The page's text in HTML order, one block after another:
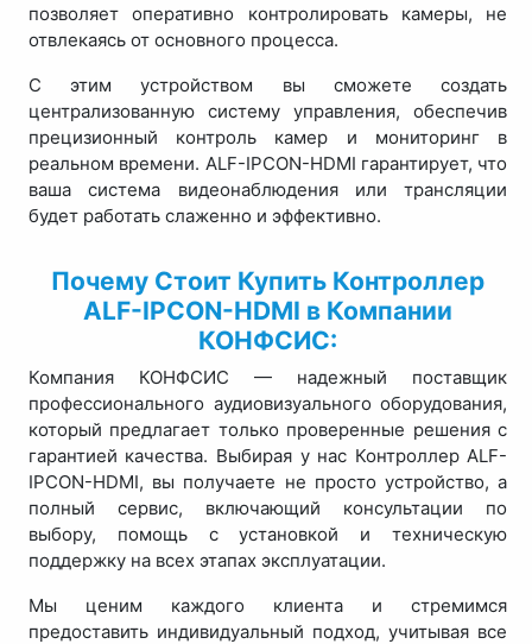
позволяет оперативно контролировать камеры, не
отвлекаясь от основного процесса.
С этим устройством вы сможете создать
централизованную систему управления, обеспечив
прецизионный контроль камер и мониторинг в
реальном времени. ALF-IPCON-HDMI гарантирует, что
ваша система видеонаблюдения или трансляции
будет работать слаженно и эффективно.
Почему Стоит Купить Контроллер
ALF-IPCON-HDMI в Компании
КОНФСИС:
Компания КОНФСИС — надежный поставщик
профессионального аудиовизуального оборудования,
который предлагает только проверенные решения с
гарантией качества. Выбирая у нас Контроллер ALF-
IPCON-HDMI, вы получаете не просто устройство, а
полный сервис, включающий консультации по
выбору, помощь с установкой и техническую
поддержку на всех этапах эксплуатации.
Мы ценим каждого клиента и стремимся
предоставить индивидуальный подход, учитывая все